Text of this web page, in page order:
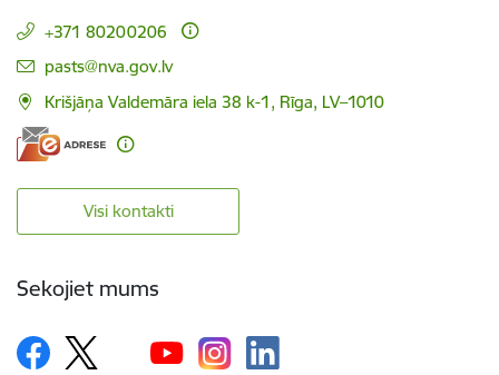
+371 80200206
E-pasts:
pasts@nva.gov.lv
Krišjāņa Valdemāra iela 38 k-1, Rīga, LV–1010
Visi kontakti
Sekojiet mums